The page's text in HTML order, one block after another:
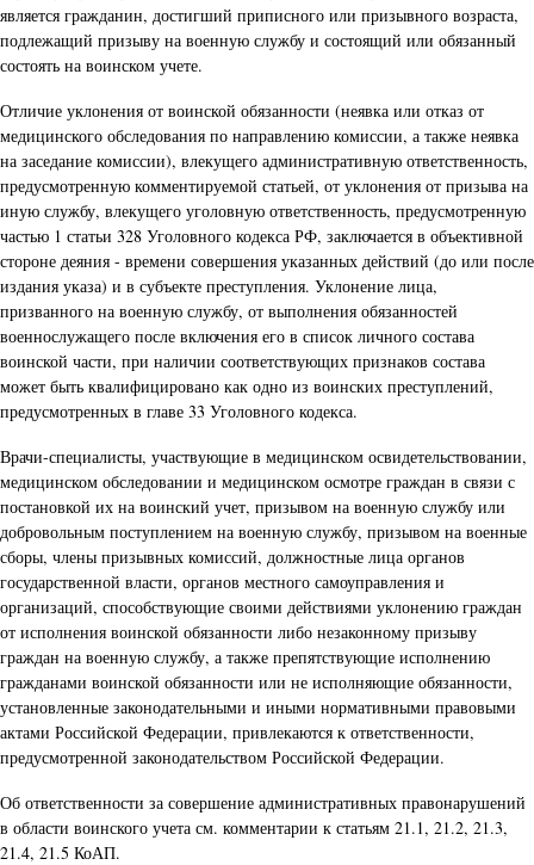
является гражданин, достигший приписного или призывного возраста,
подлежащий призыву на военную службу и состоящий или обязанный
состоять на воинском учете.
Отличие уклонения от воинской обязанности (неявка или отказ от
медицинского обследования по направлению комиссии, а также неявка
на заседание комиссии), влекущего административную ответственность,
предусмотренную комментируемой статьей, от уклонения от призыва на
иную службу, влекущего уголовную ответственность, предусмотренную
частью 1 статьи 328 Уголовного кодекса РФ, заключается в объективной
стороне деяния - времени совершения указанных действий (до или после
издания указа) и в субъекте преступления. Уклонение лица,
призванного на военную службу, от выполнения обязанностей
военнослужащего после включения его в список личного состава
воинской части, при наличии соответствующих признаков состава
может быть квалифицировано как одно из воинских преступлений,
предусмотренных в главе 33 Уголовного кодекса.
Врачи-специалисты, участвующие в медицинском освидетельствовании,
медицинском обследовании и медицинском осмотре граждан в связи с
постановкой их на воинский учет, призывом на военную службу или
добровольным поступлением на военную службу, призывом на военные
сборы, члены призывных комиссий, должностные лица органов
государственной власти, органов местного самоуправления и
организаций, способствующие своими действиями уклонению граждан
от исполнения воинской обязанности либо незаконному призыву
граждан на военную службу, а также препятствующие исполнению
гражданами воинской обязанности или не исполняющие обязанности,
установленные законодательными и иными нормативными правовыми
актами Российской Федерации, привлекаются к ответственности,
предусмотренной законодательством Российской Федерации.
Об ответственности за совершение административных правонарушений
в области воинского учета см. комментарии к статьям 21.1, 21.2, 21.3,
21.4, 21.5 КоАП.